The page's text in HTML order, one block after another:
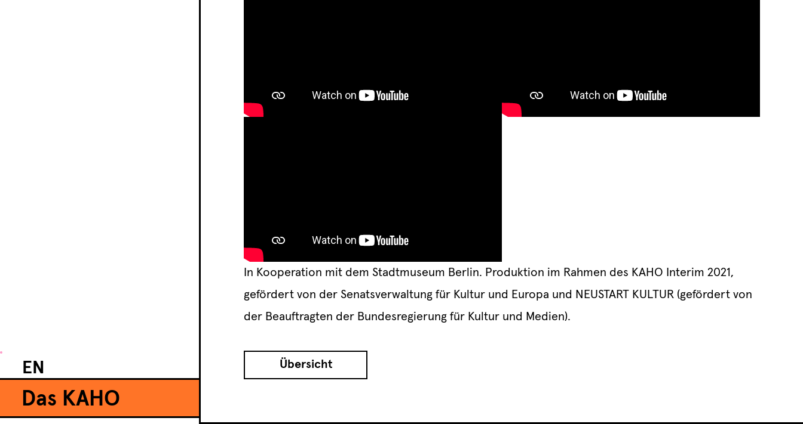
EN
Das KAHO
In Kooperation mit dem Stadtmuseum Berlin. Produktion im Rahmen des KAHO Interim 2021,
gefördert von der Senatsverwaltung für Kultur und Europa und NEUSTART KULTUR (gefördert von
der Beauftragten der Bundesregierung für Kultur und Medien).
Übersicht